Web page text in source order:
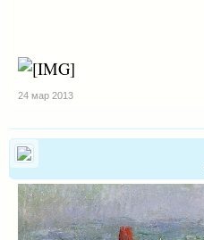
24 мар 2013